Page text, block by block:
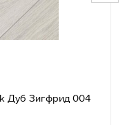
Дуб Зигфрид 004